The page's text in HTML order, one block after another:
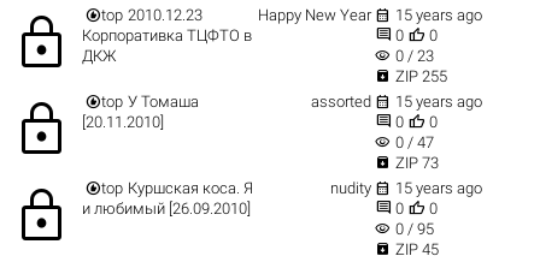
lock top 2010.12.23
Корпоративка ТЦФТО в
ДКЖ
Happy New Year  15 years ago
 0  0
visibility 0 / 23
 ZIP 255
lock top У Томаша
[20.11.2010]
assorted  15 years ago
 0  0
visibility 0 / 47
 ZIP 73
lock top Куршская коса. Я
и любимый [26.09.2010]
nudity  15 years ago
 0  0
visibility 0 / 95
 ZIP 45